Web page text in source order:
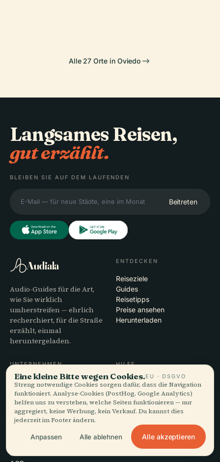
Alle 27 Orte in Oviedo
Langsames Reisen,
gut erzählt.
BLEIBEN SIE AUF DEM LAUFENDEN
Beitreten
Audiala
Audio-Guides für die Art,
wie Sie wirklich
umherstreifen — ehrlich
recherchiert, für die Straße
erzählt, einmal
heruntergeladen.
ENTDECKEN
Reiseziele
Guides
Reisetipps
Preise ansehen
Herunterladen
UNTERNEHMEN
Über uns
Redaktioneller Prozess
Mission
HILFE
Support
App-Fehlerbehebung
Kontakt
Partner werden
RECHTLICHES
Datenschutz
Eine kleine Bitte wegen Cookies.EU · DSGVO
Streng notwendige Cookies sorgen dafür, dass die Navigation
funktioniert. Analyse-Cookies (PostHog, Google Analytics)
helfen uns zu verstehen, welche Seiten funktionieren — nur
aggregiert, keine Werbung, kein Verkauf. Du kannst dies
jederzeit im Footer ändern.
Anpassen Alle ablehnen Alle akzeptieren